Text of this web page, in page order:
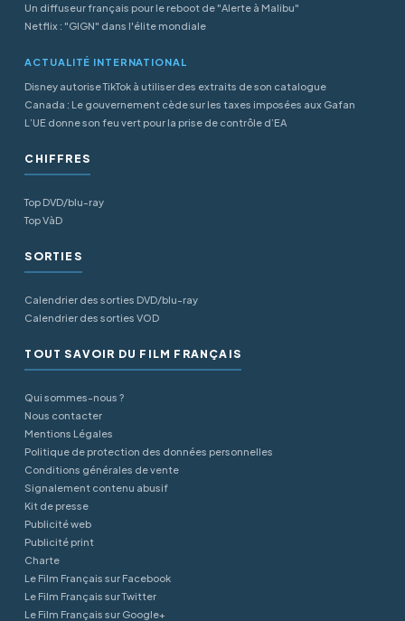
Un diffuseur français pour le reboot de "Alerte à Malibu"
Netflix : "GIGN" dans l'élite mondiale
ACTUALITÉ INTERNATIONAL
Disney autorise TikTok à utiliser des extraits de son catalogue
Canada : Le gouvernement cède sur les taxes imposées aux Gafan
L’UE donne son feu vert pour la prise de contrôle d’EA
CHIFFRES
Top DVD/blu-ray
Top VàD
SORTIES
Calendrier des sorties DVD/blu-ray
Calendrier des sorties VOD
TOUT SAVOIR DU FILM FRANÇAIS
Qui sommes-nous ?
Nous contacter
Mentions Légales
Politique de protection des données personnelles
Conditions générales de vente
Signalement contenu abusif
Kit de presse
Publicité web
Publicité print
Charte
Le Film Français sur Facebook
Le Film Français sur Twitter
Le Film Français sur Google+